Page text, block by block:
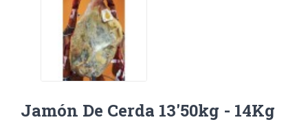
Jamón De Cerda 13'50kg - 14Kg